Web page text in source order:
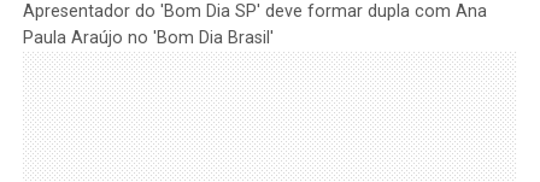
Apresentador do 'Bom Dia SP' deve formar dupla com Ana
Paula Araújo no 'Bom Dia Brasil'